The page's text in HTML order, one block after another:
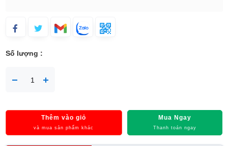
Số lượng :
Thêm vào giỏ
và mua sản phẩm khác
Mua Ngay
Thanh toán ngay